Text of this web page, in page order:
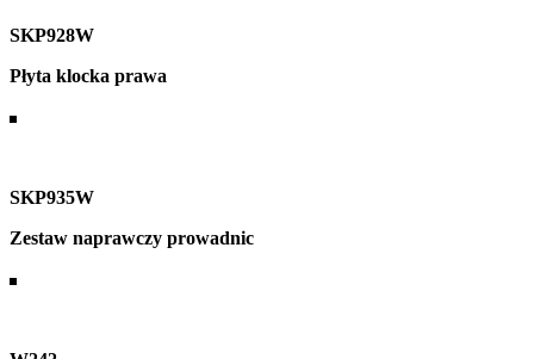
SKP928W
Płyta klocka prawa
SKP935W
Zestaw naprawczy prowadnic